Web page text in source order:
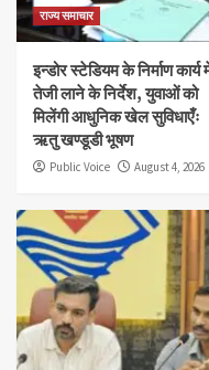
राज्य समाचार
इन्डोर स्टेडियम के निर्माण कार्य
तेजी लाने के निर्देश, युवाओं को
मिलेंगी आधुनिक खेल सुविधाएँः
ऋतु खण्डूडी भूषण
Public Voice August 4, 2026